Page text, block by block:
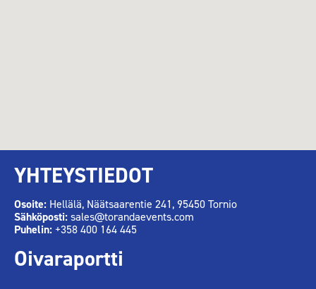
YHTEYSTIEDOT
Osoite: Hellälä, Näätsaarentie 241, 95450 Tornio
Sähköposti:sales@torandaevents.com
Puhelin:+358 400 164 445
Oivaraportti